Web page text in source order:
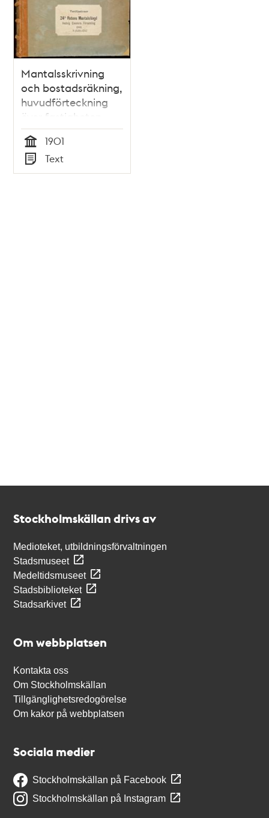
Mantalsskrivning
och bostadsräkning,
huvudförteckning
över fastigheten
Kronkvarnen 32 år
1901
Tid
1901
Typ
Text
Stockholmskällan drivs av
Medioteket, utbildningsförvaltningen
Stadsmuseet
Medeltidsmuseet
Stadsbiblioteket
Stadsarkivet
Om webbplatsen
Kontakta oss
Om Stockholmskällan
Tillgänglighetsredogörelse
Om kakor på webbplatsen
Sociala medier
Stockholmskällan på Facebook
Stockholmskällan på Instagram